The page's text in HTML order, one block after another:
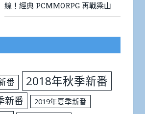
線！經典 PCMMORPG 再戰梁山
番 2018年秋季新番
新番
2019年夏季新番